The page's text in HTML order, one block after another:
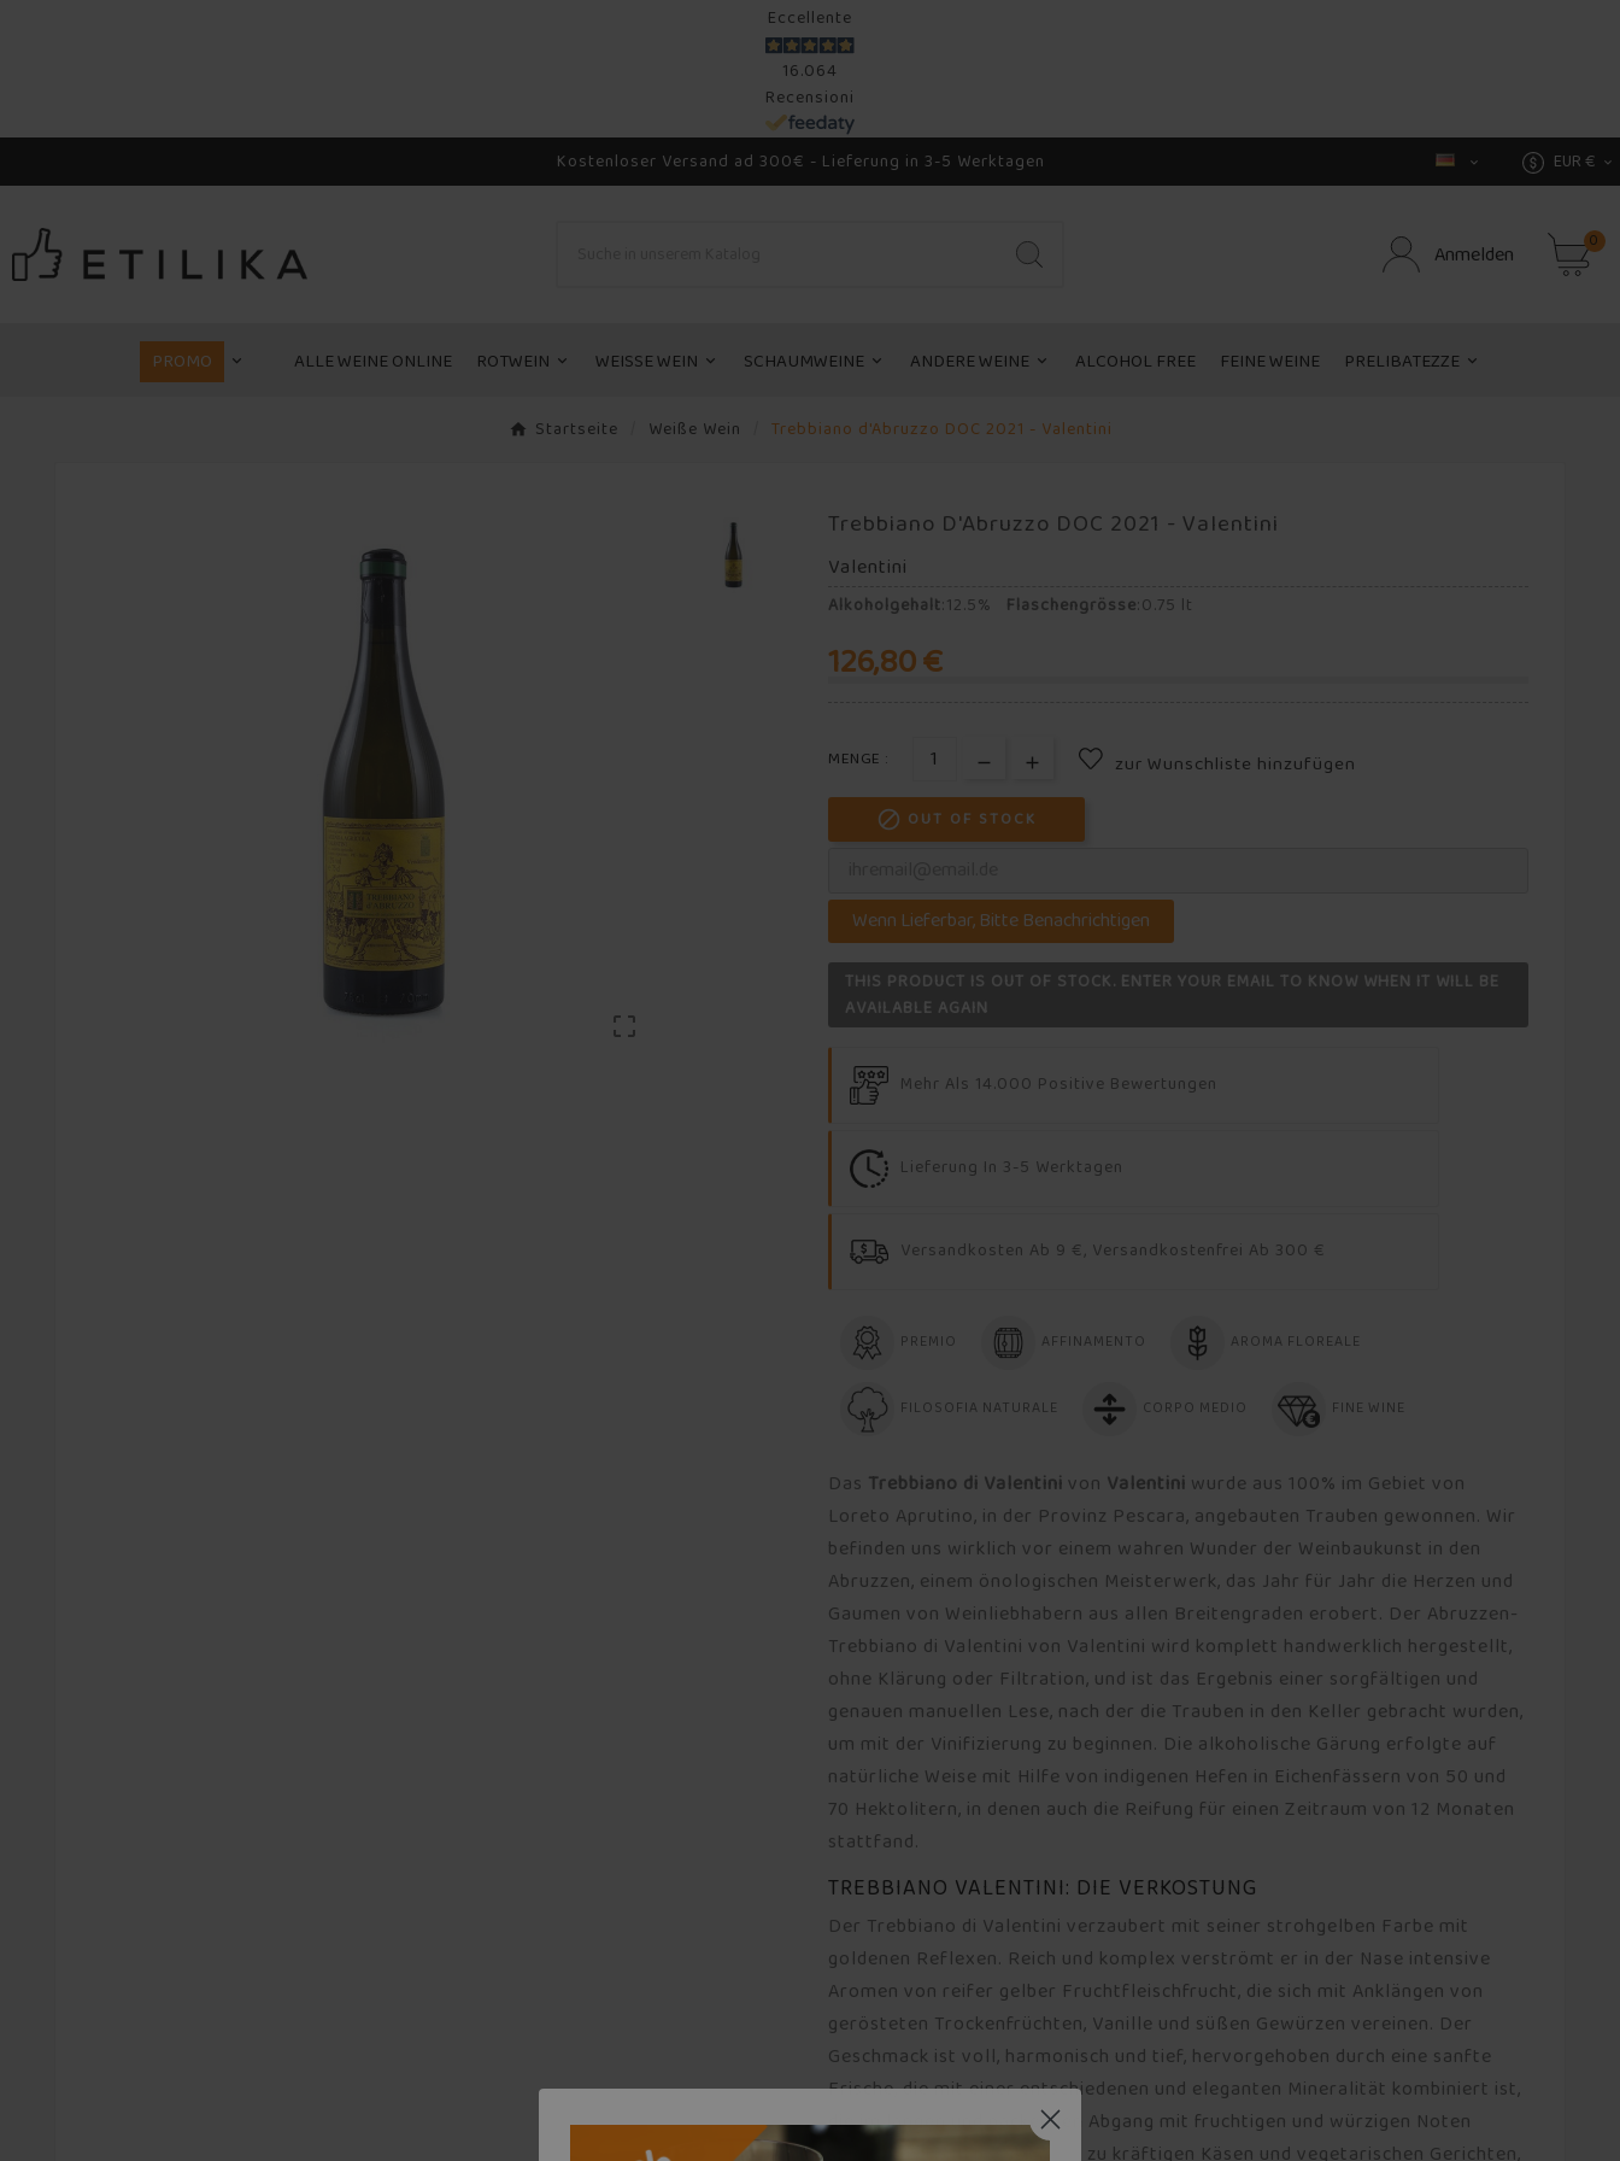
Eccellente
16.064
Recensioni
Kostenloser Versand ad 300€ - Lieferung in 3-5 Werktagen  EUR € 
Anmelden 0
PROMO ALLE WEINE ONLINE ROTWEIN WEISSE WEIN SCHAUMWEINE ANDERE WEINE ALCOHOL FREE FEINE WEINE PRELIBATEZZE
Startseite Weiße Wein Trebbiano d'Abruzzo DOC 2021 - Valentini

Trebbiano D'Abruzzo DOC 2021 - Valentini
Valentini
Alkoholgehalt:12.5% Flaschengrösse:0.75 lt
126,80 €
MENGE : zur Wunschliste hinzufügen
 OUT OF STOCK
Wenn Lieferbar, Bitte Benachrichtigen
THIS PRODUCT IS OUT OF STOCK. ENTER YOUR EMAIL TO KNOW WHEN IT WILL BE
AVAILABLE AGAIN
Mehr Als 14.000 Positive Bewertungen
Lieferung In 3-5 Werktagen
Versandkosten Ab 9 €, Versandkostenfrei Ab 300 €
PREMIO AFFINAMENTO AROMA FLOREALE
FILOSOFIA NATURALE CORPO MEDIO FINE WINE
Das Trebbiano di Valentini von Valentini wurde aus 100% im Gebiet von
Loreto Aprutino, in der Provinz Pescara, angebauten Trauben gewonnen. Wir
befinden uns wirklich vor einem wahren Wunder der Weinbaukunst in den
Abruzzen, einem önologischen Meisterwerk, das Jahr für Jahr die Herzen und
Gaumen von Weinliebhabern aus allen Breitengraden erobert. Der Abruzzen-
Trebbiano di Valentini von Valentini wird komplett handwerklich hergestellt,
ohne Klärung oder Filtration, und ist das Ergebnis einer sorgfältigen und
genauen manuellen Lese, nach der die Trauben in den Keller gebracht wurden,
um mit der Vinifizierung zu beginnen. Die alkoholische Gärung erfolgte auf
natürliche Weise mit Hilfe von indigenen Hefen in Eichenfässern von 50 und
70 Hektolitern, in denen auch die Reifung für einen Zeitraum von 12 Monaten
stattfand.
TREBBIANO VALENTINI: DIE VERKOSTUNG
Der Trebbiano di Valentini verzaubert mit seiner strohgelben Farbe mit
goldenen Reflexen. Reich und komplex verströmt er in der Nase intensive
Aromen von reifer gelber Fruchtfleischfrucht, die sich mit Anklängen von
gerösteten Trockenfrüchten, Vanille und süßen Gewürzen vereinen. Der
Geschmack ist voll, harmonisch und tief, hervorgehoben durch eine sanfte
Frische, die mit einer entschiedenen und eleganten Mineralität kombiniert ist,
die im langen und packenden Abgang mit fruchtigen und würzigen Noten
spielt. Am Tisch passt er gut zu kräftigen Käsen und vegetarischen Gerichten,